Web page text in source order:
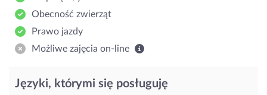
Obecność zwierząt
Prawo jazdy
Możliwe zajęcia on-line
Języki, którymi się posługuję